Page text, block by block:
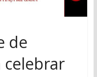
de
celebrar